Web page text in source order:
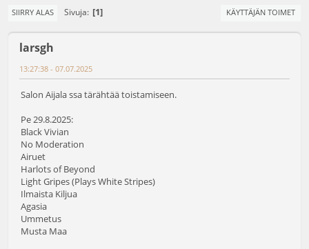
SIIRRY ALAS Sivuja 1 KÄYTTÄJÄN TOIMET
larsgh
13:27:38 - 07.07.2025
Salon Aijala ssa tärähtää toistamiseen.
Pe 29.8.2025:
Black Vivian
No Moderation
Airuet
Harlots of Beyond
Light Gripes (Plays White Stripes)
Ilmaista Kiljua
Agasia
Ummetus
Musta Maa